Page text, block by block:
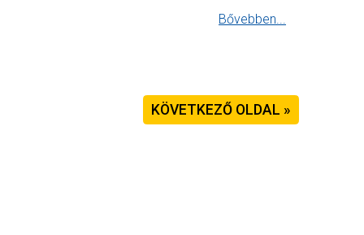
Bővebben...
KÖVETKEZŐ OLDAL »